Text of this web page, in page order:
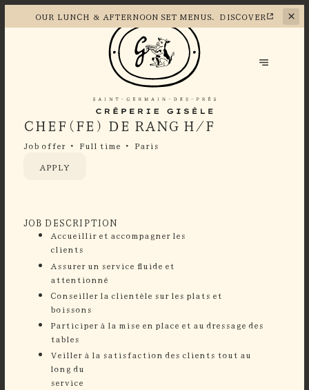
OUR LUNCH & AFTERNOON SET MENUS. DISCOVER
CHEF(FE) DE RANG H/F
Job offer Full time
Paris
APPLY
JOB DESCRIPTION
Accueillir et accompagner les
clients
Assurer un service fluide et
Conseiller la clientèle sur les plats et
boissons
⁠Participer à la mise en place et au dressage des
tables
⁠Veiller à la satisfaction des clients tout au
long du
service